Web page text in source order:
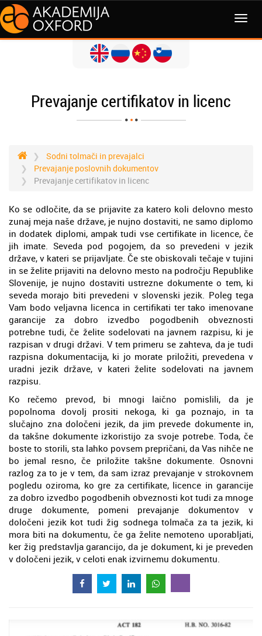
MENI
Prevajanje certifikatov in licenc
Sodni tolmači in prevajalci
Prevajanje poslovnih dokumentov
Prevajanje certifikatov in licenc
Ko se odločite, da se prijavite za katero koli delovno mesto
zunaj meja naše države, je nujno dostaviti, ne samo diplomo
in dodatek diplomi, ampak tudi vse certifikate in licence, če
jih imate. Seveda pod pogojem, da so prevedeni v jezik
države, v kateri se prijavljate. Če ste obiskovali tečaje v tujini
in se želite prijaviti na delovno mesto na področju Republike
Slovenije, je nujno dostaviti ustrezne dokumente o tem, ki
seveda morajo biti prevedeni v slovenski jezik. Poleg tega
Vam bodo veljavna licenca in certifikati ter tako imenovane
garancije za dobro izvedbo pogodbenih obveznosti
potrebne tudi, če želite sodelovati na javnem razpisu, ki je
razpisan v drugi državi. V tem primeru se zahteva, da je tudi
razpisna dokumentacija, ki jo morate priložiti, prevedena v
uradni jezik države, v kateri želite sodelovati na javnem
razpisu.
Ko rečemo prevod, bi mnogi laično pomislili, da je
popolnoma dovolj prositi nekoga, ki ga poznajo, in ta
slučajno zna določeni jezik, da jim prevede dokumente in,
da takšne dokumente izkoristijo za svoje potrebe. Toda, če
boste to storili, sta lahko povsem prepričani, da Vas nihče ne
bo jemal resno, če priložite takšne dokumente. Osnovni
razlog za to je v tem, da sam izraz prevajanje v strokovnem
pogledu oziroma, ko gre za certifikate, licence in garancije
za dobro izvedbo pogodbenih obveznosti kot tudi za mnoge
druge dokumente, pomeni prevajanje dokumentov v
določeni jezik kot tudi žig sodnega tolmača za ta jezik, ki
mora biti na dokumentu, če ga želite nemoteno uporabljati,
ker žig predstavlja garancijo, da je dokument, ki je preveden
v določeni jezik, v celoti enak izvirnemu dokumentu.